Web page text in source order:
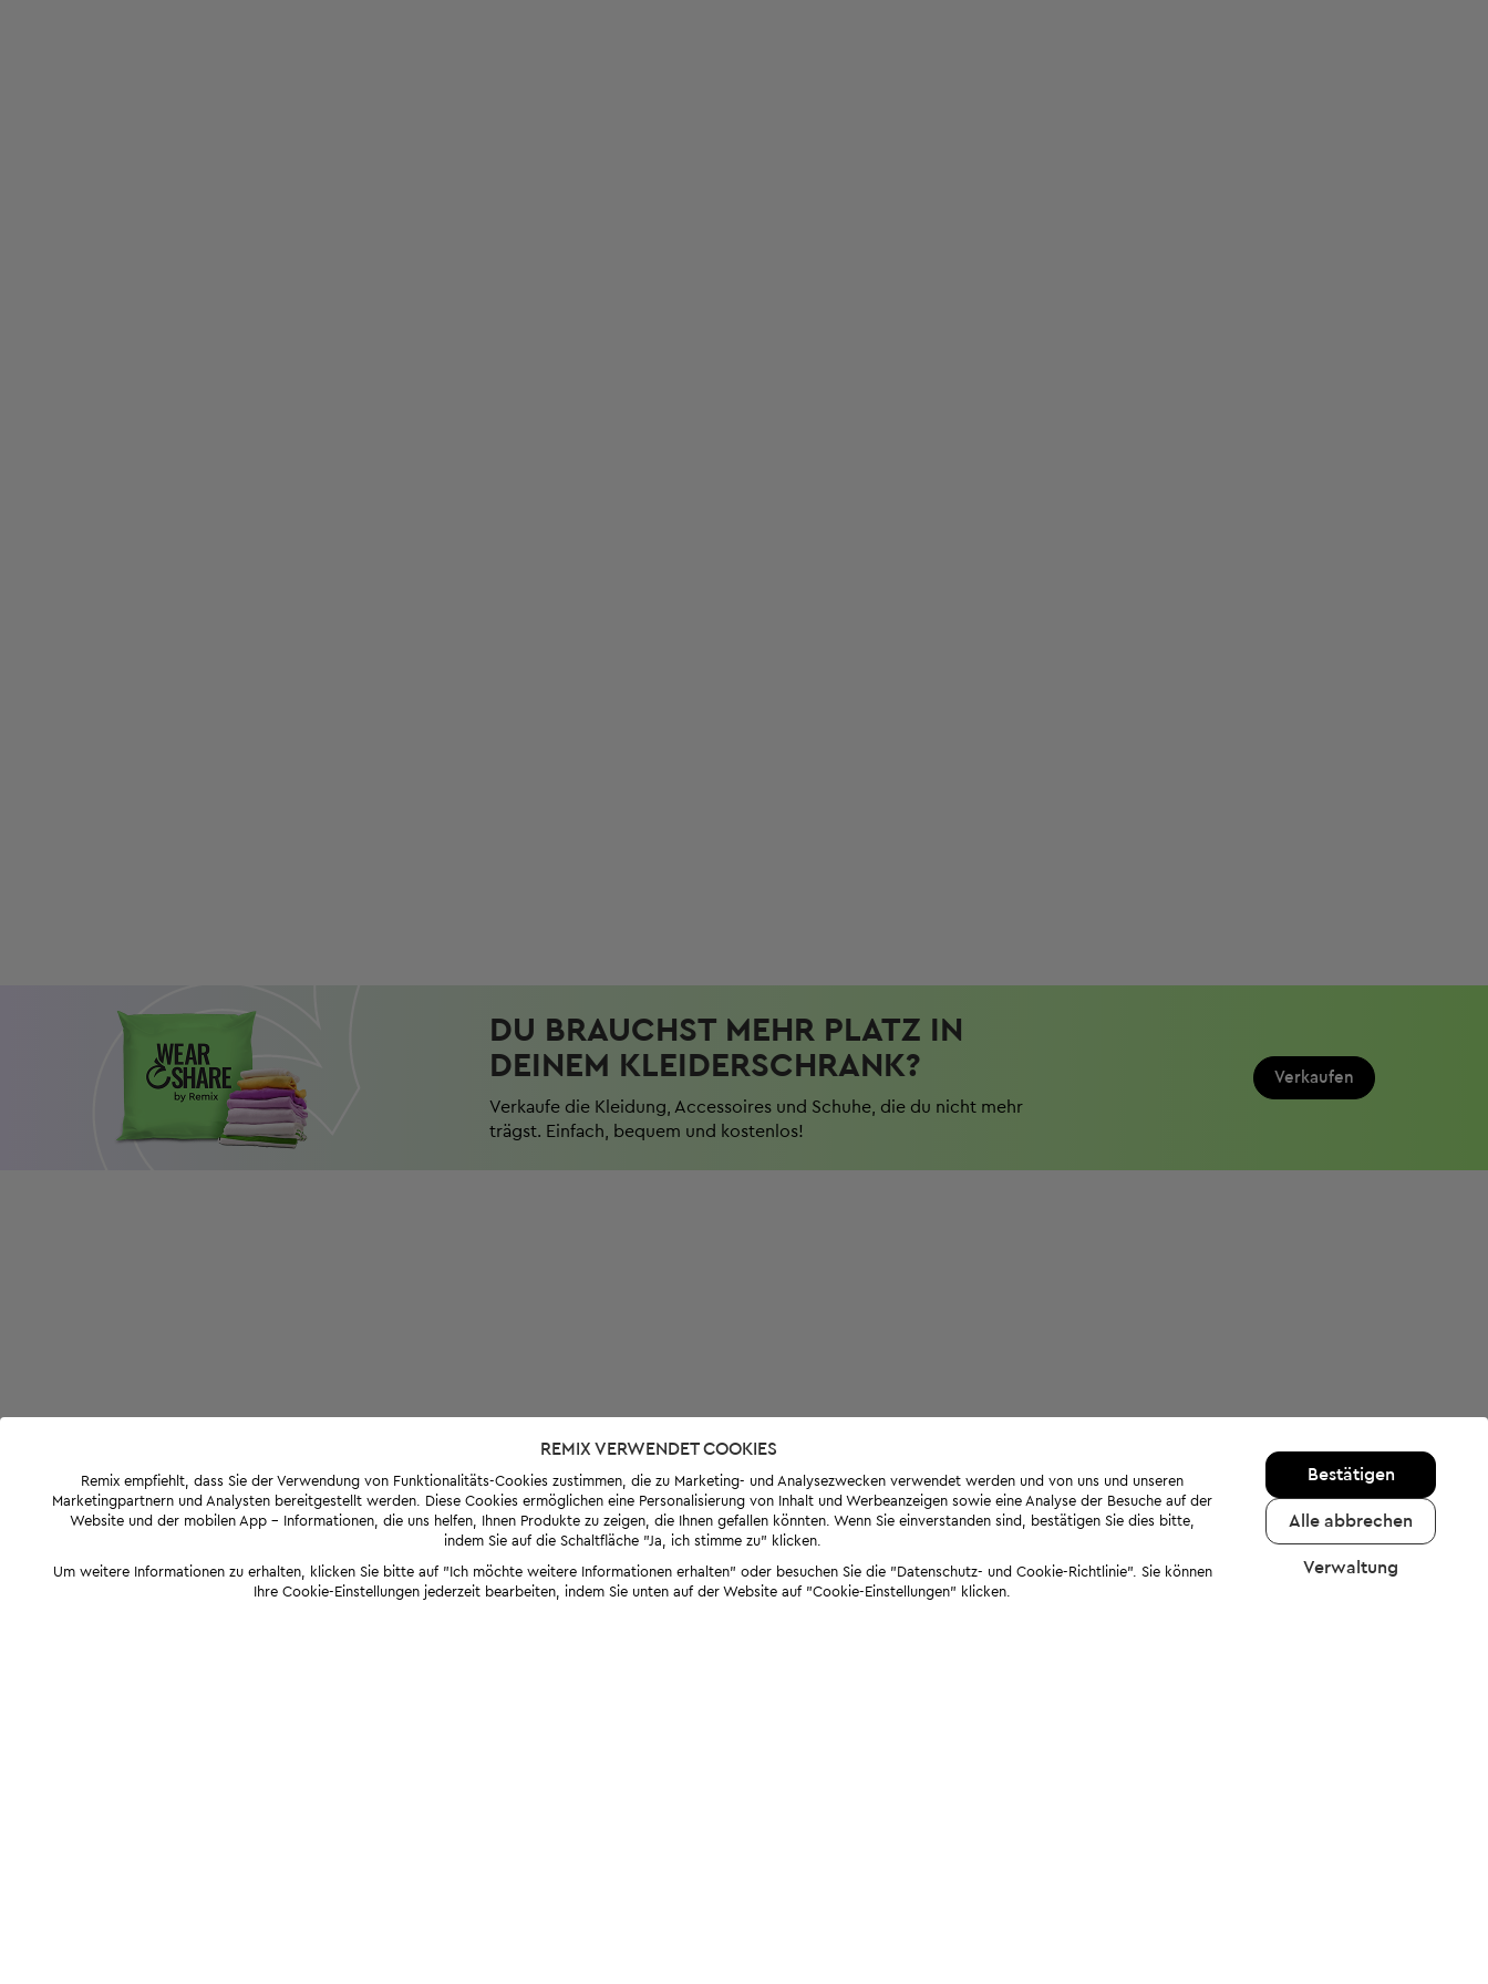
DU BRAUCHST MEHR PLATZ IN
DEINEM KLEIDERSCHRANK?
Verkaufe die Kleidung, Accessoires und Schuhe, die du nicht mehr
trägst. Einfach, bequem und kostenlos!
Verkaufen
REMIX VERWENDET COOKIES
Remix empfiehlt, dass Sie der Verwendung von Funktionalitäts-Cookies zustimmen, die zu Marketing- und Analysezwecken verwendet werden und von uns und unseren
Marketingpartnern und Analysten bereitgestellt werden. Diese Cookies ermöglichen eine Personalisierung von Inhalt und Werbeanzeigen sowie eine Analyse der Besuche auf der
Website und der mobilen App - Informationen, die uns helfen, Ihnen Produkte zu zeigen, die Ihnen gefallen könnten. Wenn Sie einverstanden sind, bestätigen Sie dies bitte,
indem Sie auf die Schaltfläche "Ja, ich stimme zu" klicken.
Um weitere Informationen zu erhalten, klicken Sie bitte auf "Ich möchte weitere Informationen erhalten" oder besuchen Sie die "Datenschutz- und Cookie-Richtlinie". Sie können
Ihre Cookie-Einstellungen jederzeit bearbeiten, indem Sie unten auf der Website auf "Cookie-Einstellungen" klicken.
Bestätigen
Alle abbrechen
Verwaltung